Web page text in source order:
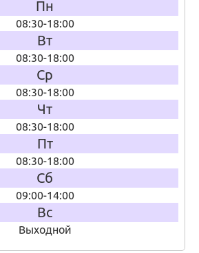
Пн
08:30-18:00
Вт
08:30-18:00
Ср
08:30-18:00
Чт
08:30-18:00
Пт
08:30-18:00
Сб
09:00-14:00
Вс
Выходной